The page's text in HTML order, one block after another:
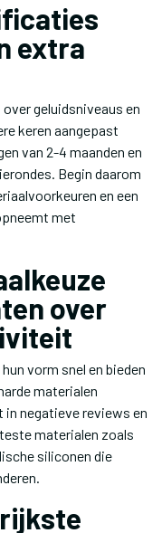
extra
geluidsniveaus en
keren aangepast
van 2-4 maanden en
Begin daarom
en een
met
over
vorm snel en bieden
materialen
negatieve reviews en
materialen zoals
siliconen die